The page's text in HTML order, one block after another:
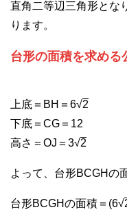
直角二等辺三角形とな
ります。
台形の面積を求め
上底＝BH＝6√2
下底＝CG＝12
高さ＝OJ＝3√2
よって、台形BCGHの
台形BCGHの面積＝(6√